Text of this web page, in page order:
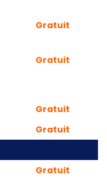
Gratuit
Gratuit
Gratuit
Gratuit
Gratuit